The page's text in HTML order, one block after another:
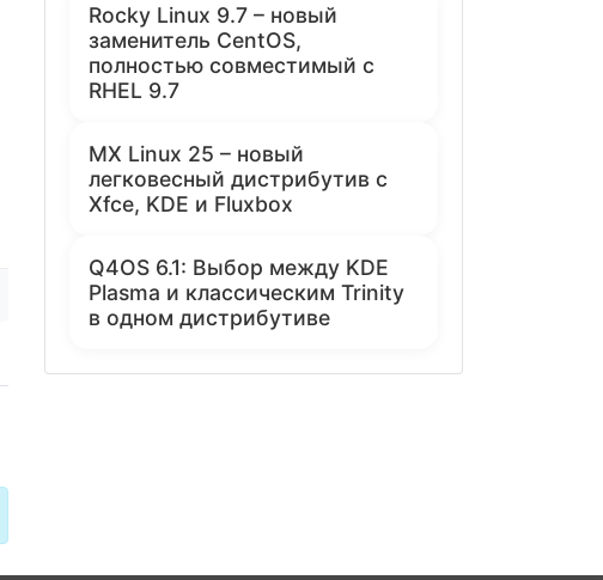
Rocky Linux 9.7 – новый
заменитель CentOS,
полностью совместимый с
RHEL 9.7
MX Linux 25 – новый
легковесный дистрибутив с
Xfce, KDE и Fluxbox
Q4OS 6.1: Выбор между KDE
Plasma и классическим Trinity
в одном дистрибутиве